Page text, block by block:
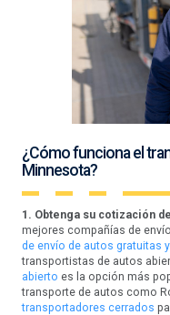
¿Cómo funciona el
Minnesota?
1. Obtenga su cotización
mejores compañías de
de envío de autos gratuitas
transportistas de autos
abierto es la opción más
transporte de autos como
transportadores cerrados